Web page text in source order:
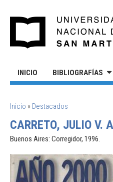
INICIO BIBLIOGRAFÍAS
SE ENCUENTRA USTED AQUÍ
Inicio » Destacados
CARRETO, JULIO V.
Buenos Aires: Corregidor, 1996.